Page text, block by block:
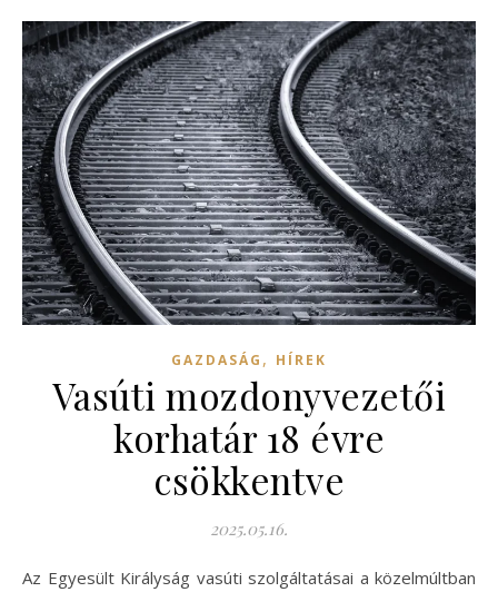
GAZDASÁG , HÍREK
Vasúti mozdonyvezetői
korhatár 18 évre
csökkentve
2025.05.16.
Az Egyesült Királyság vasúti szolgáltatásai a közelmúltban